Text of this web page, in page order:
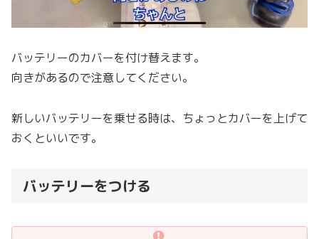
バッテリーのカバーを付け替えます。
向きがあるので注意してください。
新しいバッテリーを乗せる時は、ちょっとカバーを上げて
おくといいです。
バッテリーをつける